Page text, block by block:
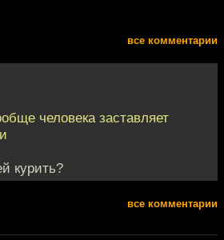
все комментарии
человека заставляет
курить?
все комментарии